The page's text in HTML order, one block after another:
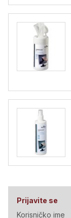
Prijavite se
Korisničko ime